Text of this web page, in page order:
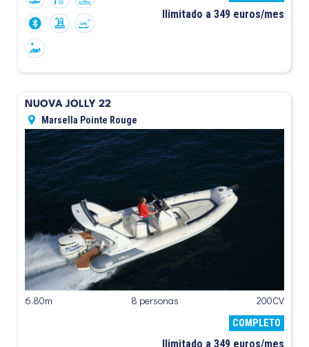
Ilimitado a 349 euros/mes
NUOVA JOLLY 22
Marsella Pointe Rouge
6.80m 8 personas 200CV
COMPLETO
Ilimitado a 349 euros/mes